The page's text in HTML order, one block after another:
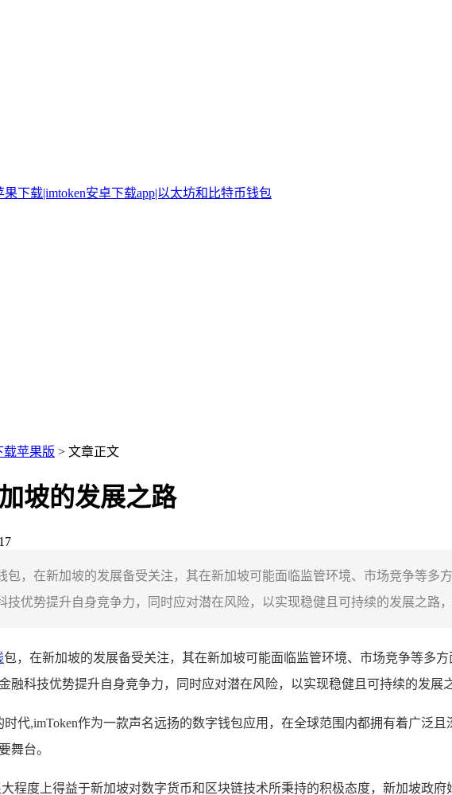
载苹果版 > 文章正文
坡的发展之路
包，在新加坡的发展备受关注，其在新加坡可能面临监管环境、市场竞争等
技优势提升自身竞争力，同时应对潜在风险，以实现稳健且可持续的发展之路
包，在新加坡的发展备受关注，其在新加坡可能面临监管环境、市场竞争等多
融科技优势提升自身竞争力，同时应对潜在风险，以实现稳健且可持续的发展
代,imToken作为一款声名远扬的数字钱包应用，在全球范围内都拥有着广泛且
舞台。
程度上得益于新加坡对数字货币和区块链技术所秉持的积极态度，新加坡政